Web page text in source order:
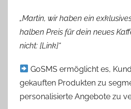
„Martin, wir haben ein
halben Preis für dein neues
nicht: [Link]“
GoSMS ermöglicht es,
gekauften Produkten zu
personalisierte Angebote zu